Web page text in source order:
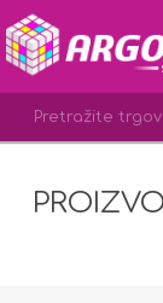
REGISTRACIJA